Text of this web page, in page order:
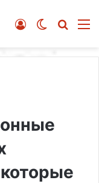
Switch skin
Войти